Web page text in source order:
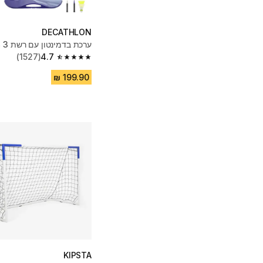
DECATHLON
ערכת בדמינטון עם רשת 3 מטר - כחול
4.7
4.7 out of 5 stars from 1527 reviews
(1527)
KIPSTA